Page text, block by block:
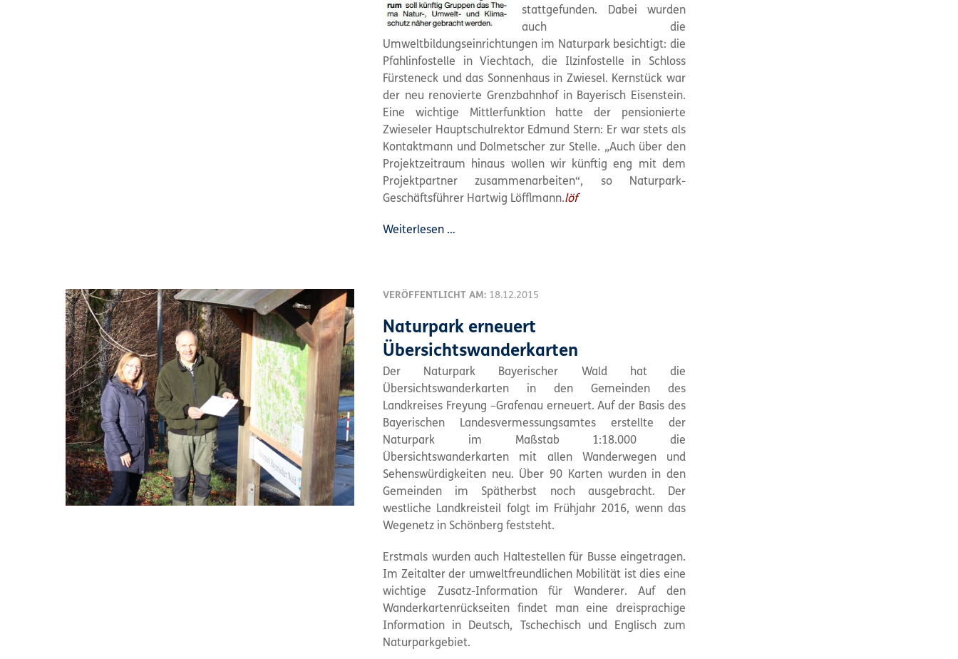
stattgefunden. Dabei wurden
auch die
Umweltbildungseinrichtungen im Naturpark besichtigt: die
Pfahlinfostelle in Viechtach, die Ilzinfostelle in Schloss
Fürsteneck und das Sonnenhaus in Zwiesel. Kernstück war
der neu renovierte Grenzbahnhof in Bayerisch Eisenstein.
Eine wichtige Mittlerfunktion hatte der pensionierte
Zwieseler Hauptschulrektor Edmund Stern: Er war stets als
Kontaktmann und Dolmetscher zur Stelle. „Auch über den
Projektzeitraum hinaus wollen wir künftig eng mit dem
Projektpartner zusammenarbeiten“, so Naturpark-
Geschäftsführer Hartwig Löfflmann.löf
Weiterlesen …
VERÖFFENTLICHT AM: 18.12.2015
Naturpark erneuert
Übersichtswanderkarten
Der Naturpark Bayerischer Wald hat die
Übersichtswanderkarten in den Gemeinden des
Landkreises Freyung –Grafenau erneuert. Auf der Basis des
Bayerischen Landesvermessungsamtes erstellte der
Naturpark im Maßstab 1:18.000 die
Übersichtswanderkarten mit allen Wanderwegen und
Sehenswürdigkeiten neu. Über 90 Karten wurden in den
Gemeinden im Spätherbst noch ausgebracht. Der
westliche Landkreisteil folgt im Frühjahr 2016, wenn das
Wegenetz in Schönberg feststeht.
Erstmals wurden auch Haltestellen für Busse eingetragen.
Im Zeitalter der umweltfreundlichen Mobilität ist dies eine
wichtige Zusatz-Information für Wanderer. Auf den
Wanderkartenrückseiten findet man eine dreisprachige
Information in Deutsch, Tschechisch und Englisch zum
Naturparkgebiet.